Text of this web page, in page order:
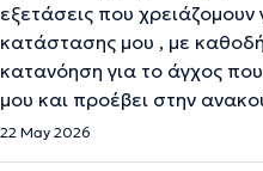
εξετάσεις που
κατάστασης μου , με
κατανόηση για το άγχος
μου και προέβει στην
22 May 2026